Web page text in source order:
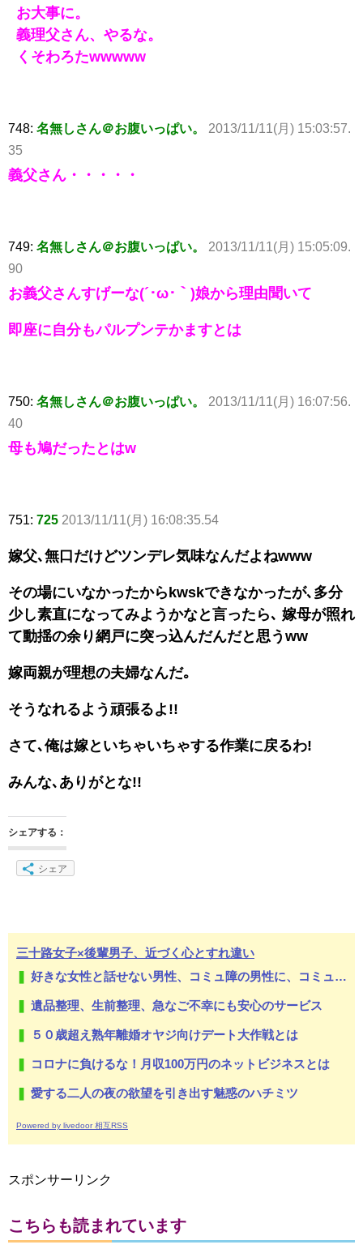
お大事に。
義理父さん、やるな。
くそわろたwwwww
748: 名無しさん＠お腹いっぱい。
2013/11/11(月) 15:03:57.
35
義父さん・・・・・
749: 名無しさん＠お腹いっぱい。
2013/11/11(月) 15:05:09.
90
お義父さんすげーな(´･ω･｀)娘から理由聞いて
即座に自分もパルプンテかますとは
750: 名無しさん＠お腹いっぱい。
2013/11/11(月) 16:07:56.
40
母も鳩だったとはw
751: 725 2013/11/11(月) 16:08:35.54
嫁父､無口だけどツンデレ気味なんだよねwww
その場にいなかったからkwskできなかったが､多分
少し素直になってみようかなと言ったら､ 嫁母が照れ
て動揺の余り網戸に突っ込んだんだと思うww
嫁両親が理想の夫婦なんだ｡
そうなれるよう頑張るよ!!
さて､俺は嫁といちゃいちゃする作業に戻るわ!
みんな､ありがとな!!
シェアする：
シェア
三十路女子×後輩男子、近づく心とすれ違い
好きな女性と話せない男性、コミュ障の男性に、コミュ力向上セラピー講座
遺品整理、生前整理、急なご不幸にも安心のサービス
５０歳超え熟年離婚オヤジ向けデート大作戦とは
コロナに負けるな！月収100万円のネットビジネスとは
愛する二人の夜の欲望を引き出す魅惑のハチミツ
Powered by livedoor 相互RSS
スポンサーリンク
こちらも読まれています